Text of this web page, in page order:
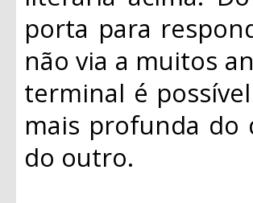
porta para
não via a muitos
terminal é
mais profunda do
do outro.